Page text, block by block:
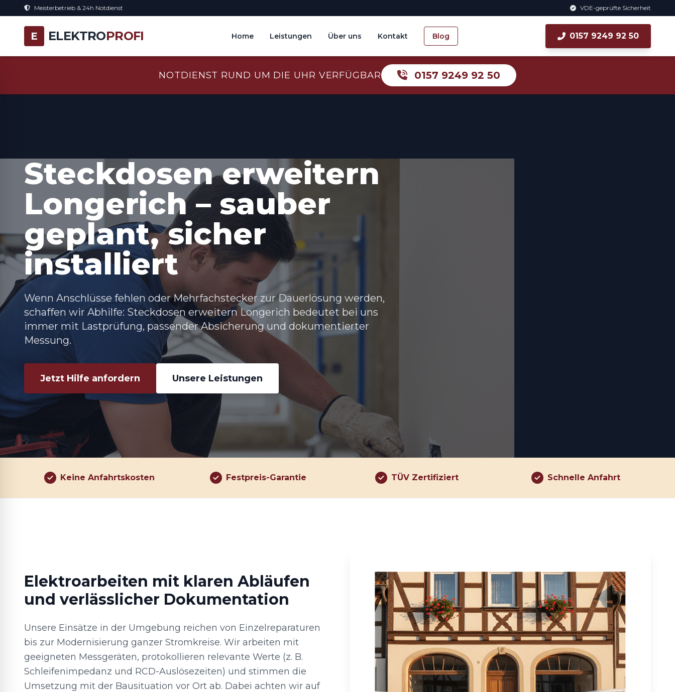
Meisterbetrieb & 24h Notdienst VDE-geprüfte Sicherheit
E ELEKTROPROFI Home Leistungen Über uns Kontakt Blog 0157 9249 92 50
NOTDIENST RUND UM DIE UHR VERFÜGBAR 0157 9249 92 50
Steckdosen erweitern
Longerich – sauber
geplant, sicher
installiert
Wenn Anschlüsse fehlen oder Mehrfachstecker zur Dauerlösung werden,
schaffen wir Abhilfe: Steckdosen erweitern Longerich bedeutet bei uns
immer mit Lastprüfung, passender Absicherung und dokumentierter
Messung.
Jetzt Hilfe anfordern Unsere Leistungen
Keine Anfahrtskosten Festpreis-Garantie TÜV Zertifiziert Schnelle Anfahrt
Elektroarbeiten mit klaren Abläufen
und verlässlicher Dokumentation
Unsere Einsätze in der Umgebung reichen von Einzelreparaturen
bis zur Modernisierung ganzer Stromkreise. Wir arbeiten mit
geeigneten Messgeräten, protokollieren relevante Werte (z. B.
Schleifenimpedanz und RCD-Auslösezeiten) und stimmen die
Umsetzung mit der Bausituation vor Ort ab. Dabei achten wir auf